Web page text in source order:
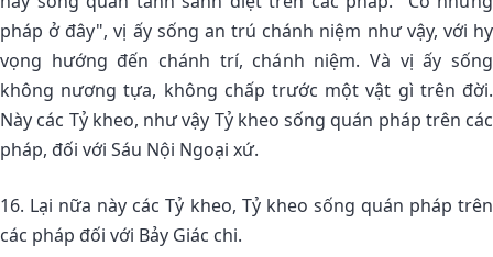
pháp ở đây", vị ấy sống an trú chánh niệm như vậy, với hy
vọng hướng đến chánh trí, chánh niệm. Và vị ấy sống
không nương tựa, không chấp trước một vật gì trên đời.
Này các Tỷ kheo, như vậy Tỷ kheo sống quán pháp trên các
pháp, đối với Sáu Nội Ngoại xứ.
16. Lại nữa này các Tỷ kheo, Tỷ kheo sống quán pháp trên
các pháp đối với Bảy Giác chi.